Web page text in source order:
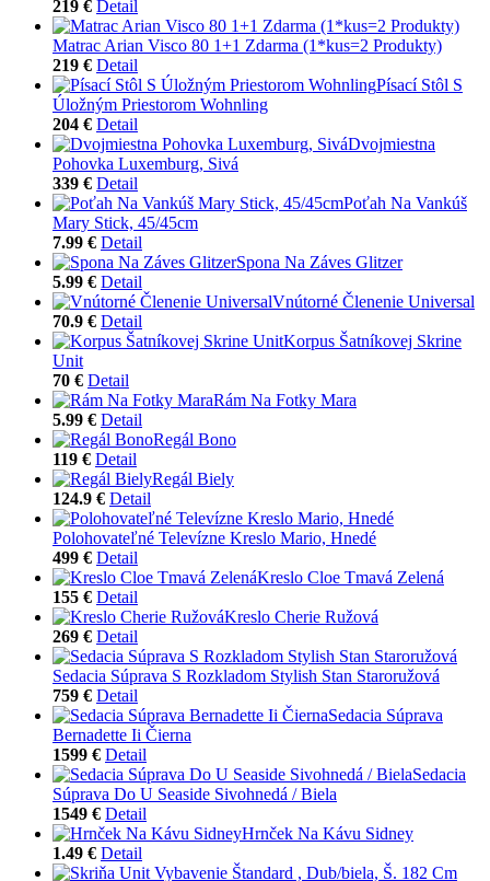
219 € Detail
Matrac Arian Visco 80 1+1 Zdarma (1*kus=2 Produkty)
219 € Detail
Písací Stôl S
Úložným Priestorom Wohnling
204 € Detail
Dvojmiestna
Pohovka Luxemburg, Sivá
339 € Detail
Poťah Na Vankúš
Mary Stick, 45/45cm
7.99 € Detail
Spona Na Záves Glitzer
5.99 € Detail
Vnútorné Členenie Universal
70.9 € Detail
Korpus Šatníkovej Skrine
Unit
70 € Detail
Rám Na Fotky Mara
5.99 € Detail
Regál Bono
119 € Detail
Regál Biely
124.9 € Detail
Polohovateľné Televízne Kreslo Mario, Hnedé
499 € Detail
Kreslo Cloe Tmavá Zelená
155 € Detail
Kreslo Cherie Ružová
269 € Detail
Sedacia Súprava S Rozkladom Stylish Stan Staroružová
759 € Detail
Sedacia Súprava
Bernadette Ii Čierna
1599 € Detail
Sedacia
Súprava Do U Seaside Sivohnedá / Biela
1549 € Detail
Hrnček Na Kávu Sidney
1.49 € Detail